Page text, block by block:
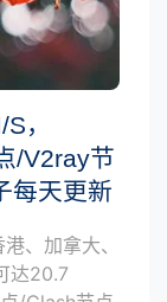
，
/V2ray节
每天更新
、加拿大、
达20.7